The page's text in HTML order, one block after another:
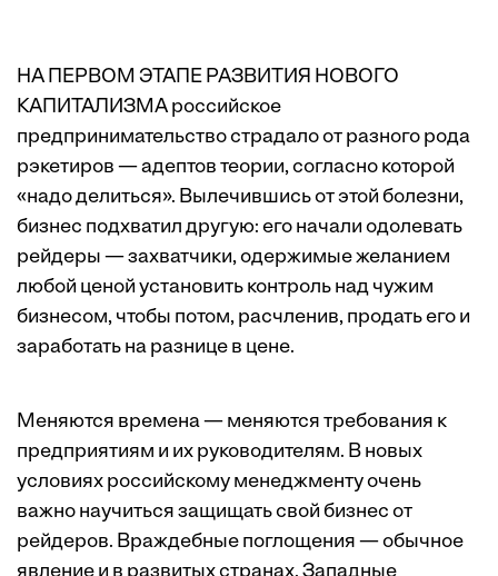
НА ПЕРВОМ ЭТАПЕ РАЗВИТИЯ НОВОГО
КАПИТАЛИЗМА российское
предпринимательство страдало от разного рода
рэкетиров — адептов теории, согласно которой
«надо делиться». Вылечившись от этой болезни,
бизнес подхватил другую: его начали одолевать
рейдеры — захватчики, одержимые желанием
любой ценой установить контроль над чужим
бизнесом, чтобы потом, расчленив, продать его и
заработать на разнице в цене.
Меняются времена — меняются требования к
предприятиям и их руководителям. В новых
условиях российскому менеджменту очень
важно научиться защищать свой бизнес от
рейдеров. Враждебные поглощения — обычное